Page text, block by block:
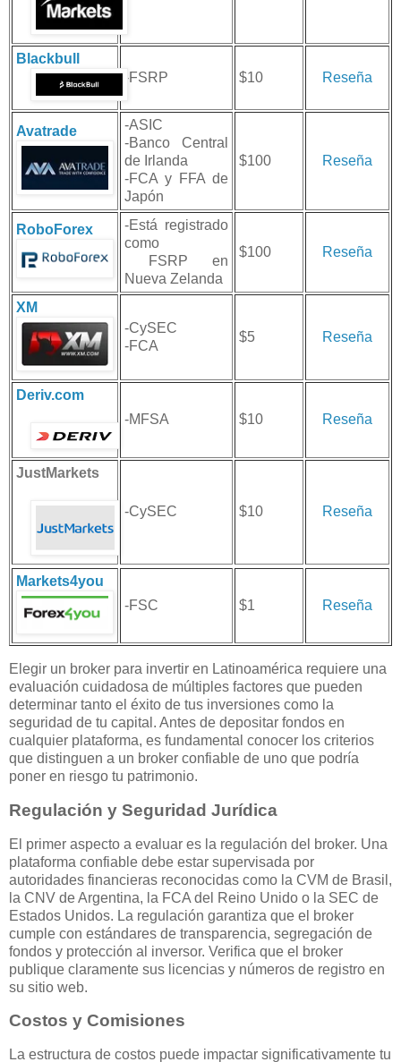
Blackbull
-FSRP
$10 Reseña
Avatrade
-ASIC
-Banco Central
de Irlanda
-FCA y FFA de
Japón
$100 Reseña
RoboForex
-Está registrado
como
FSRP en
Nueva Zelanda
$100 Reseña
XM
-CySEC
-FCA
$5 Reseña
Deriv.com
-MFSA
$10 Reseña
JustMarkets
-CySEC $10 Reseña
Markets4you
-FSC
$1 Reseña
Elegir un broker para invertir en Latinoamérica requiere una
evaluación cuidadosa de múltiples factores que pueden
determinar tanto el éxito de tus inversiones como la
seguridad de tu capital. Antes de depositar fondos en
cualquier plataforma, es fundamental conocer los criterios
que distinguen a un broker confiable de uno que podría
poner en riesgo tu patrimonio.
Regulación y Seguridad Jurídica
El primer aspecto a evaluar es la regulación del broker. Una
plataforma confiable debe estar supervisada por
autoridades financieras reconocidas como la CVM de Brasil,
la CNV de Argentina, la FCA del Reino Unido o la SEC de
Estados Unidos. La regulación garantiza que el broker
cumple con estándares de transparencia, segregación de
fondos y protección al inversor. Verifica que el broker
publique claramente sus licencias y números de registro en
su sitio web.
Costos y Comisiones
La estructura de costos puede impactar significativamente tu